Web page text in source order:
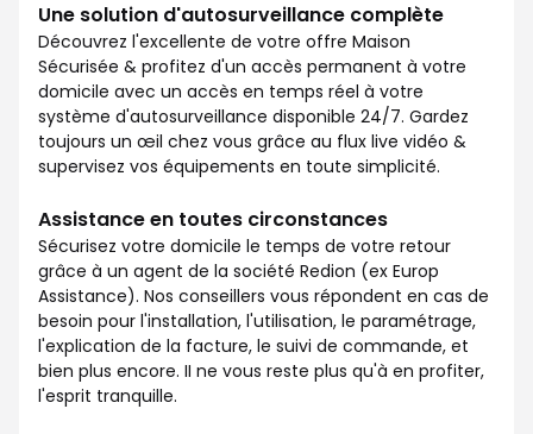
Une solution d'autosurveillance complète
Découvrez l'excellente de votre offre Maison
Sécurisée & profitez d'un accès permanent à votre
domicile avec un accès en temps réel à votre
système d'autosurveillance disponible 24/7. Gardez
toujours un œil chez vous grâce au flux live vidéo &
supervisez vos équipements en toute simplicité.
Assistance en toutes circonstances
Sécurisez votre domicile le temps de votre retour
grâce à un agent de la société Redion (ex Europ
Assistance). Nos conseillers vous répondent en cas de
besoin pour l'installation, l'utilisation, le paramétrage,
l'explication de la facture, le suivi de commande, et
bien plus encore. II ne vous reste plus qu'à en profiter,
l'esprit tranquille.